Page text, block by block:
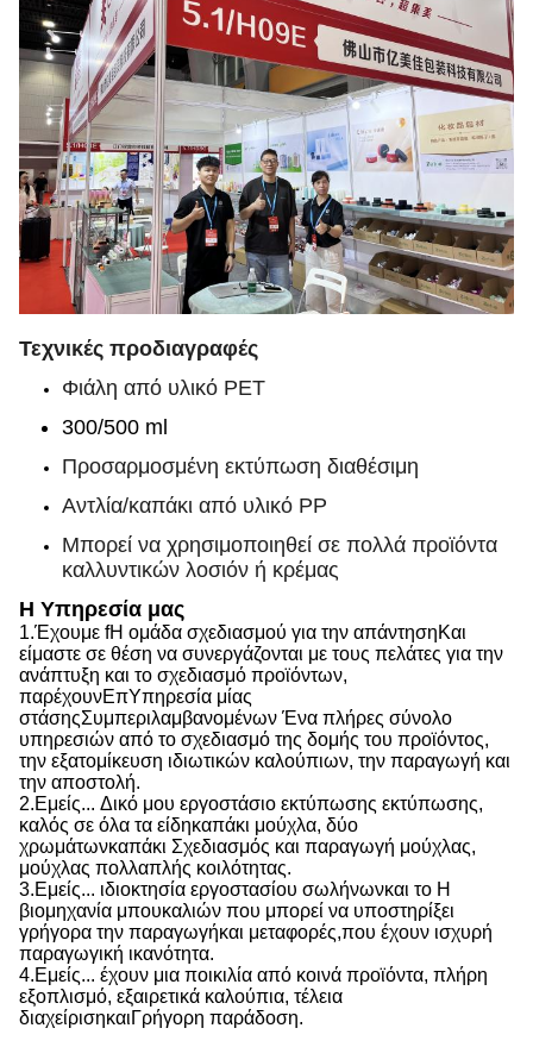
Τεχνικές προδιαγραφές
Φιάλη από υλικό PET
300/500 ml
Προσαρμοσμένη εκτύπωση διαθέσιμη
Αντλία/καπάκι από υλικό PP
Μπορεί να χρησιμοποιηθεί σε πολλά προϊόντα
καλλυντικών λοσιόν ή κρέμας
Η Υπηρεσία μας
1.Έχουμε fΗ ομάδα σχεδιασμού για την απάντησηΚαι
είμαστε σε θέση να συνεργάζονται με τους πελάτες για την
ανάπτυξη και το σχεδιασμό προϊόντων,
παρέχουνΕπΥπηρεσία μίας
στάσηςΣυμπεριλαμβανομένων Ένα πλήρες σύνολο
υπηρεσιών από το σχεδιασμό της δομής του προϊόντος,
την εξατομίκευση ιδιωτικών καλούπιων, την παραγωγή και
την αποστολή.
2.Εμείς... Δικό μου εργοστάσιο εκτύπωσης εκτύπωσης,
καλός σε όλα τα είδηκαπάκι μούχλα, δύο
χρωμάτωνκαπάκι Σχεδιασμός και παραγωγή μούχλας,
μούχλας πολλαπλής κοιλότητας.
3.Εμείς... ιδιοκτησία εργοστασίου σωλήνωνκαι το Η
βιομηχανία μπουκαλιών που μπορεί να υποστηρίξει
γρήγορα την παραγωγήκαι μεταφορές,που έχουν ισχυρή
παραγωγική ικανότητα.
4.Εμείς... έχουν μια ποικιλία από κοινά προϊόντα, πλήρη
εξοπλισμό, εξαιρετικά καλούπια, τέλεια
διαχείρισηκαιΓρήγορη παράδοση.